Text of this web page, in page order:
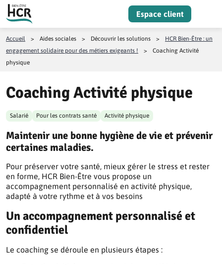
Aller au contenu
Espace client
Accueil > Aides sociales > Découvrir les solutions >
HCR Bien-Être : un
engagement solidaire pour des métiers exigeants !
>
Coaching Activité
physique
Coaching Activité physique
Salarié Pour les contrats santé Activité physique
Maintenir une bonne hygiène de vie et prévenir
certaines maladies.
Pour préserver votre santé, mieux gérer le stress et rester
en forme, HCR Bien-Être vous propose un
accompagnement personnalisé en activité physique,
adapté à votre rythme et à vos besoins
Un accompagnement personnalisé et
confidentiel
Le coaching se déroule en plusieurs étapes :